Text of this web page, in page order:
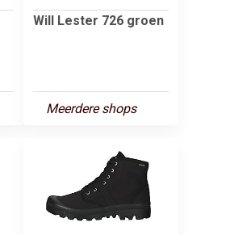
Will Lester 726 groen
Meerdere shops